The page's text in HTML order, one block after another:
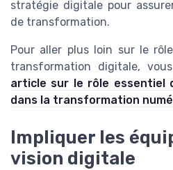
stratégie digitale pour
de transformation.
Pour aller plus loin sur le
transformation digitale,
article sur le rôle essentiel
dans la transformation
Impliquer les
vision digitale